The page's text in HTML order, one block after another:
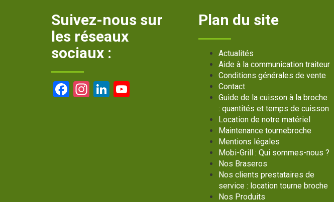
Suivez-nous sur
les réseaux
sociaux :
Facebook
Instagram
LinkedIn
Plan du site
Actualités
Aide à la communication traiteur
Conditions générales de vente
Contact
Guide de la cuisson à la broche
: quantités et temps de cuisson
Location de notre matériel
Maintenance tournebroche
Mentions légales
Mobi-Grill : Qui sommes-nous ?
Nos Braseros
Nos clients prestataires de
service : location tourne broche
Nos Produits